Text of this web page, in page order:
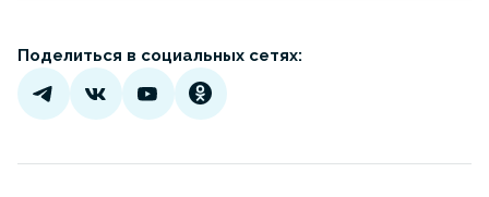
Поделиться в социальных сетях: